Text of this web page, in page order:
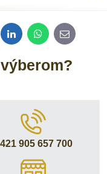
LinkedInWhatsApp
E-
mail
905 657 700